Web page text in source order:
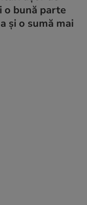
o bună parte
și o sumă mai